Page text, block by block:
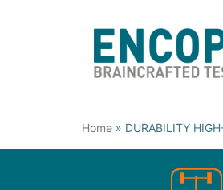
Home » DURABILITY